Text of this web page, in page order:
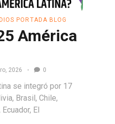
PORTADA BLOG
América
2026 0
se integró por 17
Brasil, Chile,
El